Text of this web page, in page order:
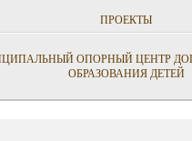
ПРОЕКТЫ
ОПОРНЫЙ ЦЕНТР
ОБРАЗОВАНИЯ ДЕТЕЙ